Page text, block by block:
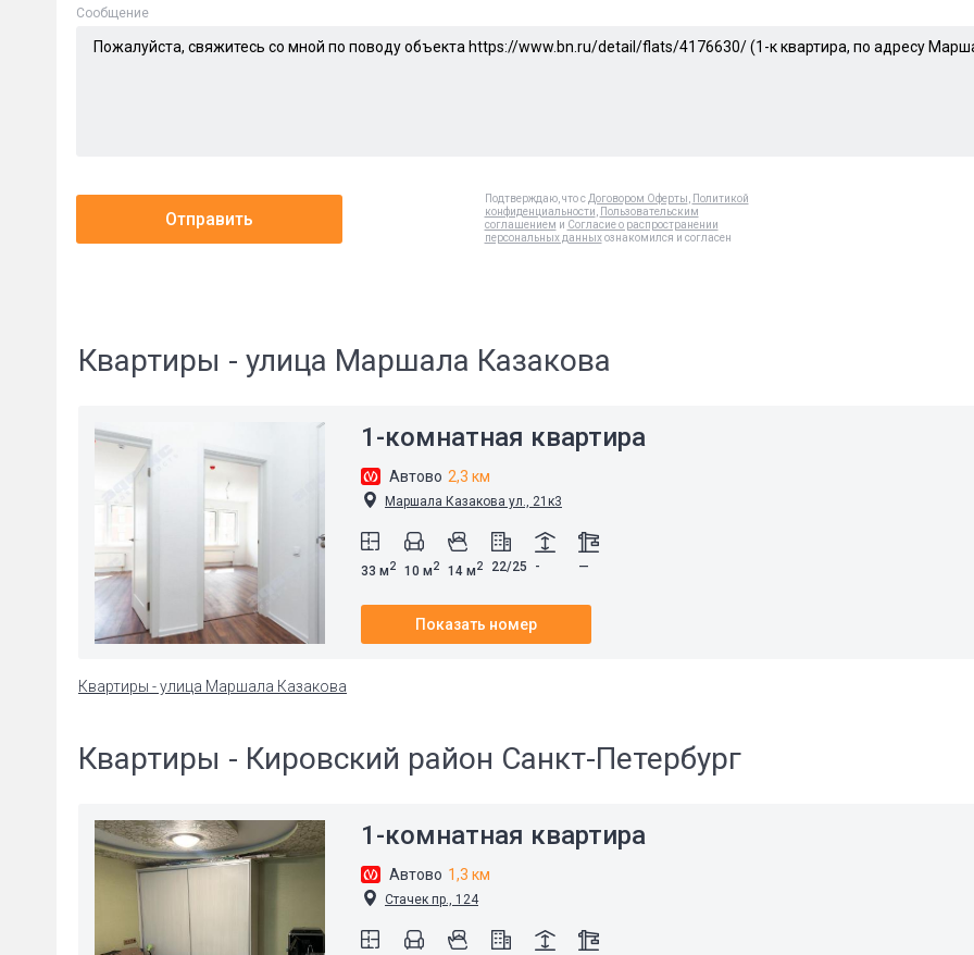
Cообщение
Отправить
Подтверждаю, что с Договором Оферты
Политикой
конфиденциальности
Пользовательским
соглашением и Согласие о распространении
персональных данныхознакомился и согласен
Квартиры - улица Маршала Казакова
1-комнатная квартира
Автово 2,3 км
Маршала Казакова ул., 21к3
33 м2 10 м2 14 м2 22/25 - —
Показать номер
Квартиры - улица Маршала Казакова
Квартиры - Кировский район Санкт-Петербург
1-комнатная квартира
Автово 1,3 км
Стачек пр., 124